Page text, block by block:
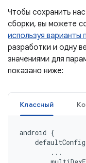
Чтобы сохранить
сборки, вы можете
используя варианты
разработки и одну
значениями для
показано ниже:
Классный
android {
defaultConfig
...